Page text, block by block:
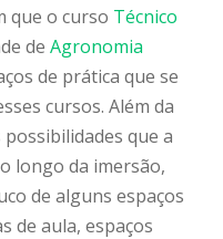
que o curso Técnico
de Agronomia
de prática que se
cursos. Além da
que a
longo da imersão,
de alguns espaços
de aula, espaços